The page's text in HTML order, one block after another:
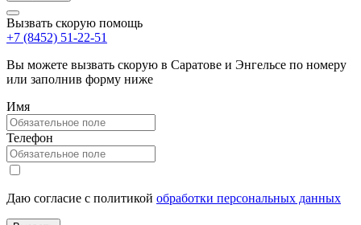
Вызвать скорую помощь
+7 (8452) 51-22-51
Вы можете вызвать скорую в Саратове и Энгельсе по номеру
или заполнив форму ниже
Имя
Телефон
Даю согласие с политикой обработки персональных данных